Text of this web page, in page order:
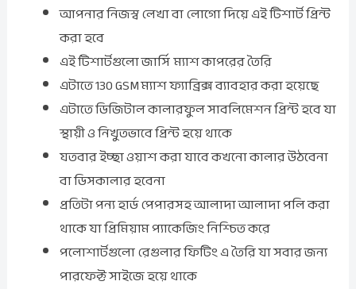
আপনার নিজস্ব লেখা বা লোগো দিয়ে এই টিশার্ট প্রিন্ট
করা হবে
এই টিশার্টগুলো জার্সি ম্যাশ কাপরের তৈরি
এটাতে 130 GSM ম্যাশ ফ্যাব্রিক্স ব্যাবহার করা হয়েছে
এটাতে ডিজিটাল কালারফুল সাবলিমেশন প্রিন্ট হবে যা
স্থায়ী ও নিখুতভাবে প্রিন্ট হয়ে থাকে
যতবার ইচ্ছা ওয়াশ করা যাবে কখনো কালার উঠবেনা
বা ডিসকালার হবেনা
প্রতিটা পন্য হার্ড পেপারসহ আলাদা আলাদা পলি করা
থাকে যা প্রিমিয়াম প্যাকেজিং নিশ্চিত করে
পলোশার্টগুলো রেগুলার ফিটিং এ তৈরি যা সবার জন্য
পারফেক্ট সাইজে হয়ে থাকে